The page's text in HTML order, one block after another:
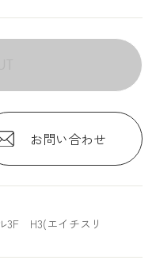
お問い合わせ
3F H3(エイチスリ